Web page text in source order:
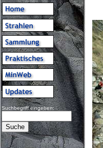
Suchbegriff eingeben: